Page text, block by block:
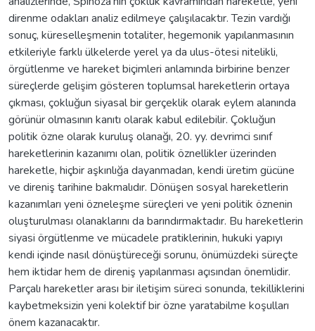
direnme odakları analiz edilmeye çalışılacaktır. Tezin vardığı
sonuç, küreselleşmenin totaliter, hegemonik yapılanmasının
etkileriyle farklı ülkelerde yerel ya da ulus-ötesi nitelikli,
örgütlenme ve hareket biçimleri anlamında birbirine benzer
süreçlerde gelişim gösteren toplumsal hareketlerin ortaya
çıkması, çokluğun siyasal bir gerçeklik olarak eylem alanında
görünür olmasının kanıtı olarak kabul edilebilir. Çokluğun
politik özne olarak kuruluş olanağı, 20. yy. devrimci sınıf
hareketlerinin kazanımı olan, politik öznellikler üzerinden
hareketle, hiçbir aşkınlığa dayanmadan, kendi üretim gücüne
ve direniş tarihine bakmalıdır. Dönüşen sosyal hareketlerin
kazanımları yeni özneleşme süreçleri ve yeni politik öznenin
oluşturulması olanaklarını da barındırmaktadır. Bu hareketlerin
siyasi örgütlenme ve mücadele pratiklerinin, hukuki yapıyı
kendi içinde nasıl dönüştüreceği sorunu, önümüzdeki süreçte
hem iktidar hem de direniş yapılanması açısından önemlidir.
Parçalı hareketler arası bir iletişim süreci sonunda, tekilliklerini
kaybetmeksizin yeni kolektif bir özne yaratabilme koşulları
önem kazanacaktır.